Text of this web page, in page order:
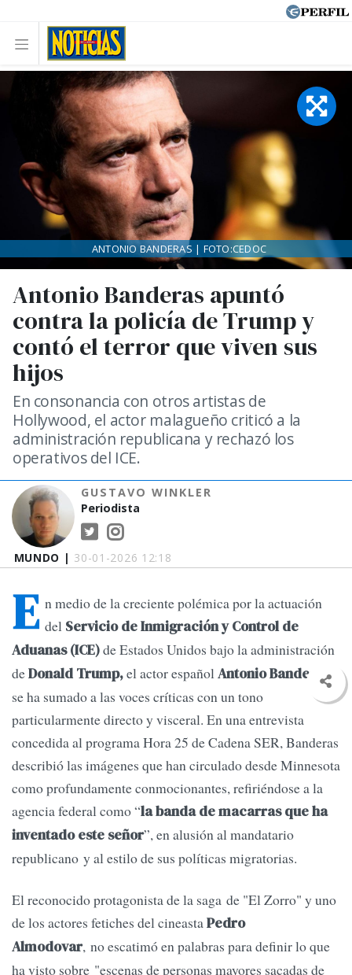
MUNDO | 30-01-2026 12:18
Antonio Banderas apuntó
contra la policía de Trump y
contó el terror que viven sus
hijos
En consonancia con otros artistas de
Hollywood, el actor malagueño criticó a la
administración republicana y rechazó los
operativos del ICE.
GUSTAVO WINKLER
Periodista
ANTONIO BANDERAS | FOTO:CEDOC
E n medio de la creciente polémica por la actuación
del Servicio de Inmigración y Control de
Aduanas (ICE)de Estados Unidos bajo la administración
deDonald Trump,el actor españolAntonio Banderas
se ha sumado a las voces críticas con un tono
particularmente directo y visceral. En una entrevista
concedida al programa Hora 25 de Cadena SER, Banderas
describió las imágenes que han circulado desde Minnesota
como profundamente conmocionantes, refiriéndose a la
agencia federal como “la banda de macarras que ha
inventado este señor”, en alusión al mandatario
republicano y al estilo de sus políticas migratorias.
El reconocido protagonista de la saga de "El Zorro" y uno
de los actores fetiches del cineastaPedro
Almodovar, no escatimó en palabras para definir lo que
ha visto sobre "escenas de personas mayores sacadas de